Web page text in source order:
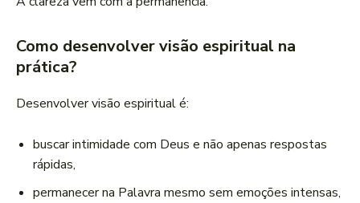
Como desenvolver visão espiritual na
prática?
Desenvolver visão espiritual é:
buscar intimidade com Deus e não apenas respostas
rápidas,
permanecer na Palavra mesmo sem emoções intensas,